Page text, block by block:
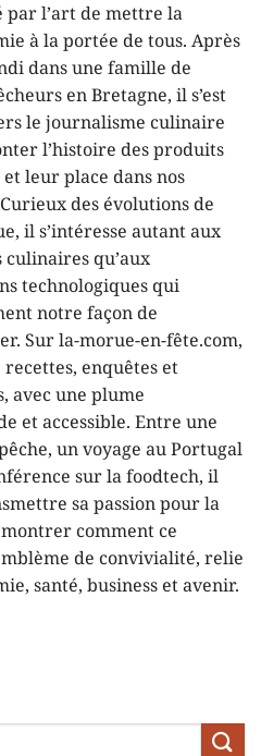
par l’art de mettre la
à la portée de tous. Après
dans une famille de
en Bretagne, il s’est
le journalisme culinaire
l’histoire des produits
leur place dans nos
des évolutions de
il s’intéresse autant aux
qu’aux
technologiques qui
notre façon de
Sur la-morue-en-fête.com,
enquêtes et
avec une plume
et accessible. Entre une
un voyage au Portugal
sur la foodtech, il
sa passion pour la
comment ce
de convivialité, relie
santé, business et avenir.